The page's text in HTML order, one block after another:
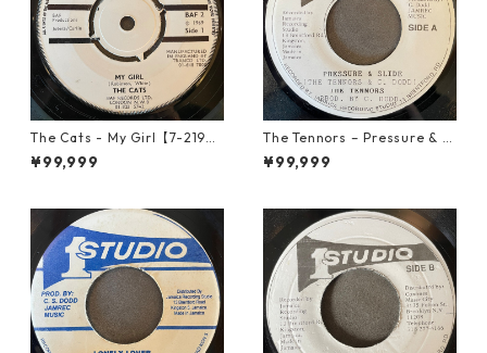
The Cats - My Girl【7-2190
6】
¥99,999
The Tennors – Pressure & Sl
ide【7-21952】
¥99,999